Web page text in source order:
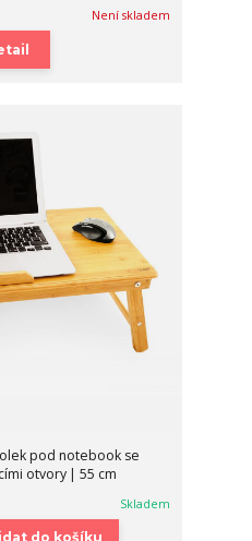
Není skladem
pod notebook se
otvory | 55 cm
Skladem
do košíku